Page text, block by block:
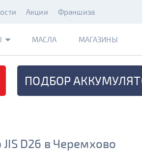
Акции Франшиза
МАСЛА МАГАЗИНЫ
ПОДБОР
D26 в Черемхово